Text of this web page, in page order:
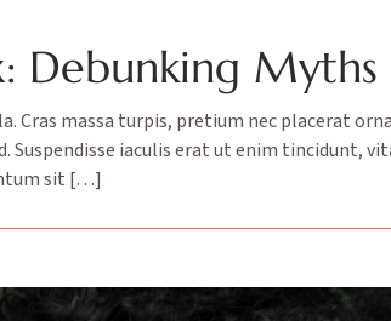
Debunking
massa turpis, pretium nec placerat
Suspendisse iaculis erat ut enim tincidunt,
sit […]